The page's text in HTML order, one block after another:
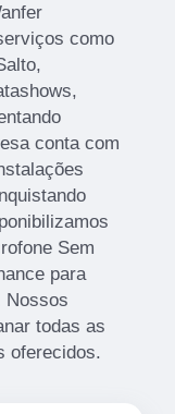
como
conta com
Sem
para
Nossos
todas as
oferecidos.